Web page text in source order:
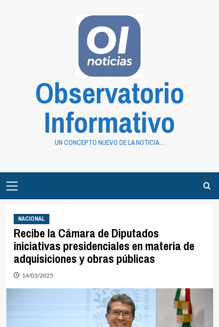
Observatorio
Informativo
UN CONCEPTO NUEVO DE LA NOTICIA…
Menu
NACIONAL
Recibe la Cámara de Diputados
iniciativas presidenciales en materia de
adquisiciones y obras públicas
14/03/2025